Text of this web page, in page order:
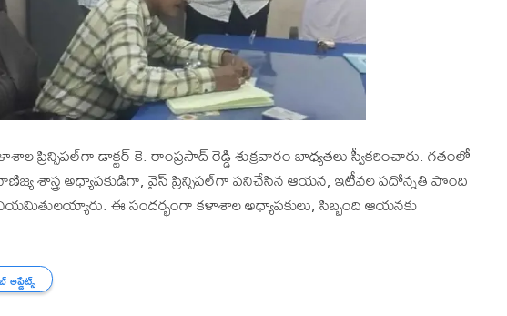
ప్రిన్సిపల్‌గా డాక్టర్ కె. రాంప్రసాద్ రెడ్డి శుక్రవారం బాధ్యతలు స్వీకరించారు. గతంలో
శాస్త్ర అధ్యాపకుడిగా, వైస్ ప్రిన్సిపల్‌గా పనిచేసిన ఆయన, ఇటీవల పదోన్నతి పొంది
ఈ సందర్భంగా కళాశాల అధ్యాపకులు, సిబ్బంది ఆయనకు
అప్డేట్స్